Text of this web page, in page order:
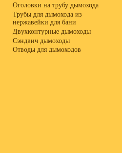
Оголовки на трубу дымохода
Трубы для дымохода из
нержавейки для бани
Двухконтурные дымоходы
Сэндвич дымоходы
Отводы для дымоходов